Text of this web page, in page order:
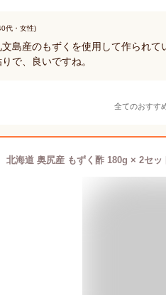
代・女性)
島産のもずくを使用して作られ
で、良いですね。
全てのおすす
北海道 奥尻産 もずく酢 180g × 2セ